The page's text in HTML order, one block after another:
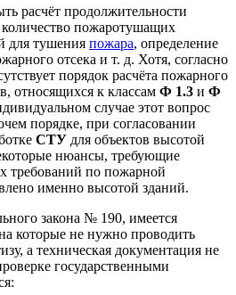
расчёт продолжительности
количество пожаротушащих
для тушения пожара, определение
отсека и т. д. Хотя, согласно
порядок расчёта пожарного
относящихся к классам Ф 1.3 и Ф
случае этот вопрос
порядке, при согласовании
СТУ для объектов высотой
нюансы, требующие
требований по пожарной
именно высотой зданий.
закона № 190, имеется
которые не нужно проводить
а техническая документация не
государственными